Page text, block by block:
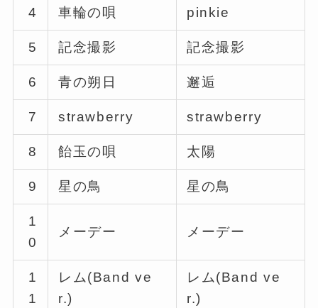
4 車輪の唄 pinkie
5 記念撮影 記念撮影
6 青の朔日 邂逅
7 strawberry strawberry
8 飴玉の唄 太陽
9 星の鳥 星の鳥
1
0
メーデー メーデー
1
1
レム(Band ve
r.)
レム(Band ve
r.)